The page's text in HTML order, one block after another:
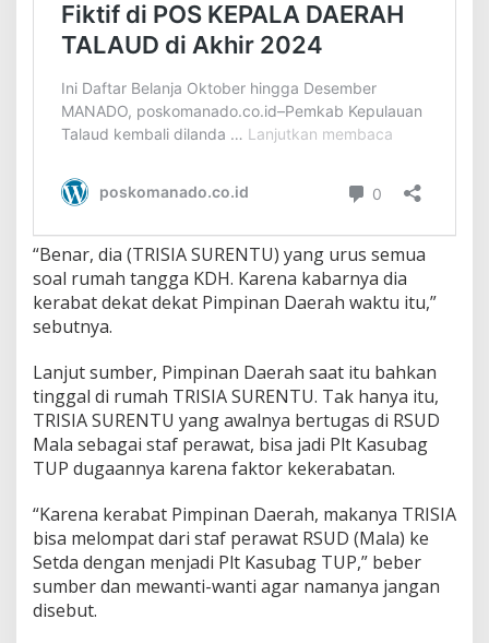
“Benar, dia (TRISIA SURENTU) yang urus semua
soal rumah tangga KDH. Karena kabarnya dia
kerabat dekat dekat Pimpinan Daerah waktu itu,”
sebutnya.
Lanjut sumber, Pimpinan Daerah saat itu bahkan
tinggal di rumah TRISIA SURENTU. Tak hanya itu,
TRISIA SURENTU yang awalnya bertugas di RSUD
Mala sebagai staf perawat, bisa jadi Plt Kasubag
TUP dugaannya karena faktor kekerabatan.
“Karena kerabat Pimpinan Daerah, makanya TRISIA
bisa melompat dari staf perawat RSUD (Mala) ke
Setda dengan menjadi Plt Kasubag TUP,” beber
sumber dan mewanti-wanti agar namanya jangan
disebut.